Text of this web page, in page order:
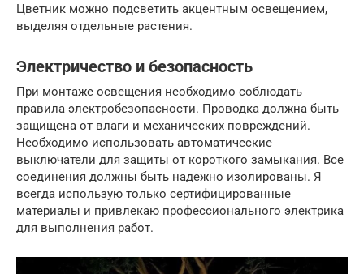
Цветник можно подсветить акцентным освещением,
выделяя отдельные растения.
Электричество и безопасность
При монтаже освещения необходимо соблюдать
правила электробезопасности. Проводка должна быть
защищена от влаги и механических повреждений.
Необходимо использовать автоматические
выключатели для защиты от короткого замыкания. Все
соединения должны быть надежно изолированы. Я
всегда использую только сертифицированные
материалы и привлекаю профессионального электрика
для выполнения работ.